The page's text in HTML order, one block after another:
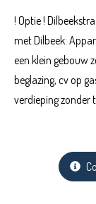
! Optie !
met Dilbeek:
een klein gebouw
beglazing, cv op
verdieping zonder